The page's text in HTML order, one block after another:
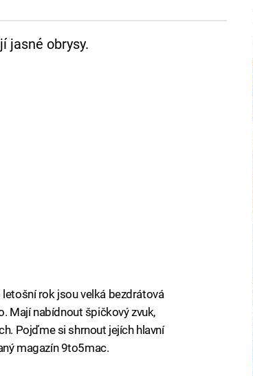
jasné obrysy.
rok jsou velká bezdrátová
Mají nabídnout špičkový zvuk,
Pojďme si shrnout jejích hlavní
magazín 9to5mac.